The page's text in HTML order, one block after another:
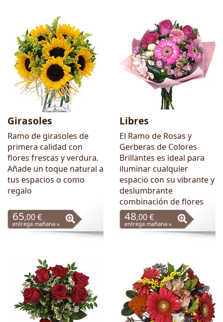
Girasoles
Ramo de girasoles de
primera calidad con
flores frescas y verdura.
Añade un toque natural a
tus espacios o como
regalo
65,00 €
entrega mañana »
Libres
El Ramo de Rosas y
Gerberas de Colores
Brillantes es ideal para
iluminar cualquier
espacio con su vibrante y
deslumbrante
combinación de flores
48,00 €
entrega mañana »